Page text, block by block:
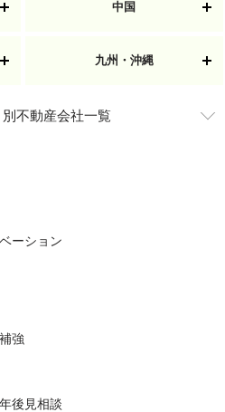
中国
九州・沖縄
不動産会社一覧
ーション
強
後見相談